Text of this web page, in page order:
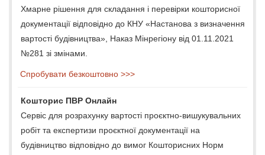
Хмарне рішення для складання і перевірки кошторисної
документації відповідно до КНУ «Настанова з визначення
вартості будівництва», Наказ Мінрегіону від 01.11.2021
№281 зі змінами.
Спробувати безкоштовно >>>
Кошторис ПВР Онлайн
Сервіс для розрахунку вартості проєктно-вишукувальних
робіт та експертизи проєктної документації на
будівництво відповідно до вимог Кошторисних Норм